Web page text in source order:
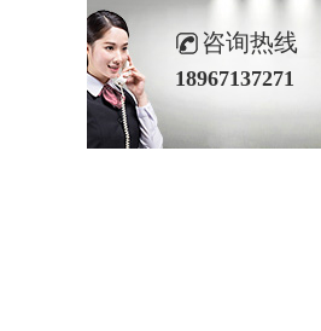
咨询热线
18967137271